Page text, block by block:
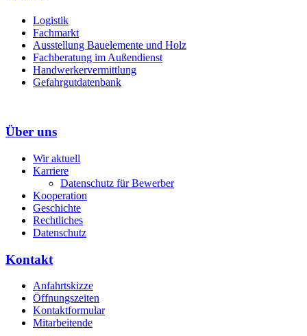
Logistik
Fachmarkt
Ausstellung Bauelemente und Holz
Fachberatung im Außendienst
Handwerkervermittlung
Gefahrgutdatenbank
Über uns
Wir aktuell
Karriere
Datenschutz für Bewerber
Kooperation
Geschichte
Rechtliches
Datenschutz
Kontakt
Anfahrtskizze
Öffnungszeiten
Kontaktformular
Mitarbeitende